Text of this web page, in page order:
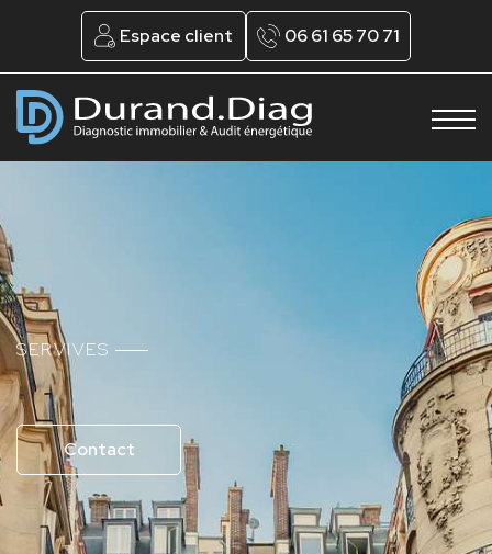
Espace client 06 61 65 70 71
SERVIVES
Contact